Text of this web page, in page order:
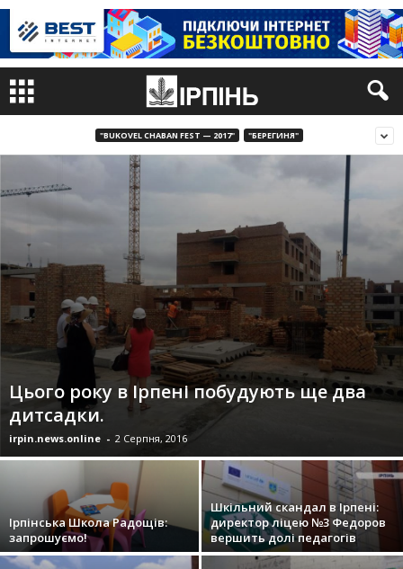
"BUKOVEL CHABAN FEST — 2017" "БЕРЕГИНЯ"
Цього року в Ірпені побудують ще два
дитсадки.
irpin.news.online - 2 Серпня, 2016
Ірпінська Школа Радощів:
запрошуємо!
Шкільний скандал в Ірпені:
директор ліцею №3 Федоров
вершить долі педагогів